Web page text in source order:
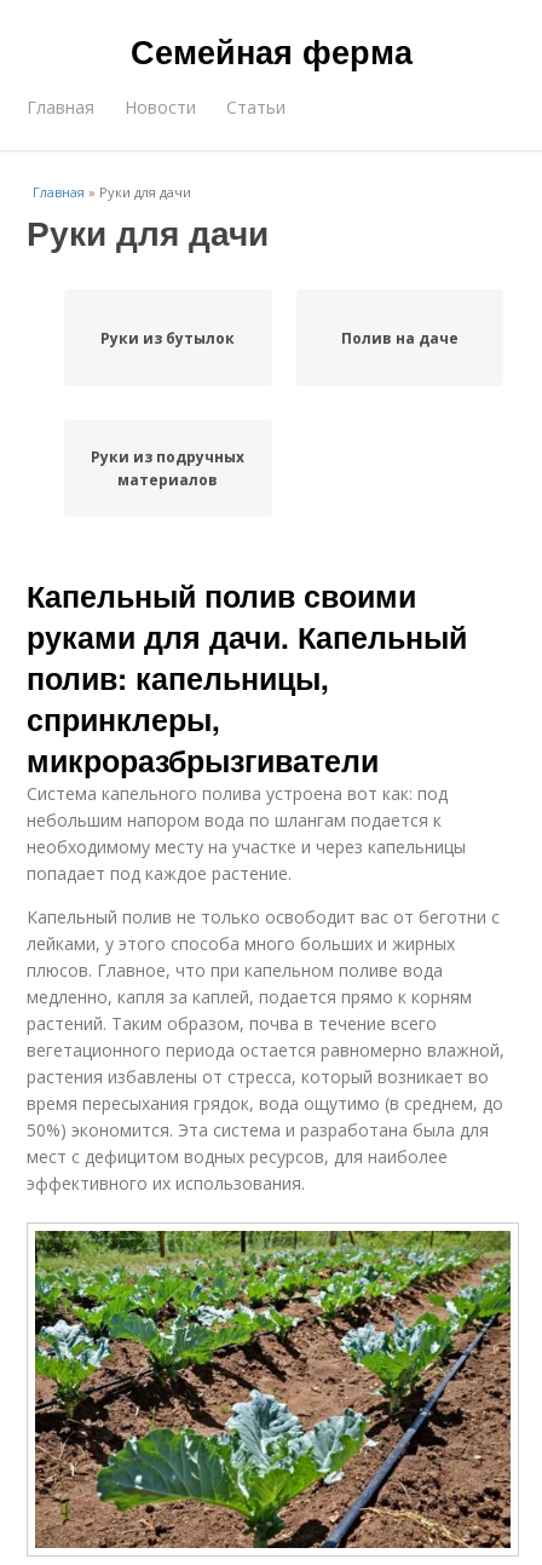
Семейная ферма
Главная Новости Статьи
Главная » Руки для дачи
Руки для дачи
Руки из бутылок Полив на даче
Руки из подручных
материалов
Капельный полив своими
руками для дачи. Капельный
полив: капельницы,
спринклеры,
микроразбрызгиватели
Система капельного полива устроена вот как: под
небольшим напором вода по шлангам подается к
необходимому месту на участке и через капельницы
попадает под каждое растение.
Капельный полив не только освободит вас от беготни с
лейками, у этого способа много больших и жирных
плюсов. Главное, что при капельном поливе вода
медленно, капля за каплей, подается прямо к корням
растений. Таким образом, почва в течение всего
вегетационного периода остается равномерно влажной,
растения избавлены от стресса, который возникает во
время пересыхания грядок, вода ощутимо (в среднем, до
50%) экономится. Эта система и разработана была для
мест с дефицитом водных ресурсов, для наиболее
эффективного их использования.